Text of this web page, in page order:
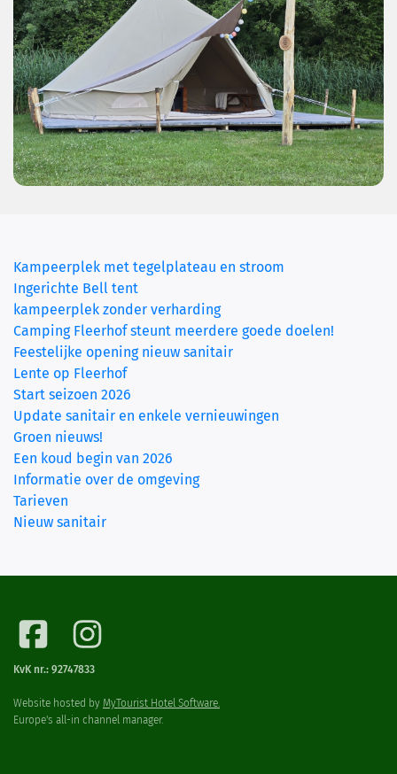
Kampeerplek met tegelplateau en stroom
Ingerichte Bell tent(current)
kampeerplek zonder verharding
Camping Fleerhof steunt meerdere goede doelen!
Feestelijke opening nieuw sanitair
Lente op Fleerhof
Start seizoen 2026
Update sanitair en enkele vernieuwingen
Groen nieuws!
Een koud begin van 2026
Informatie over de omgeving
Tarieven
Nieuw sanitair
KvK nr.: 92747833
Website hosted by MyTourist Hotel Software.
Europe's all-in channel manager.